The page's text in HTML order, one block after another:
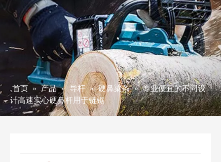
首页 » 产品 » 导杆 » 硬鼻梁条 » 专业便宜的不同设
计高速实心硬鼻杆用于链锯